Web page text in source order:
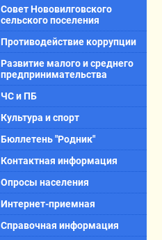
Совет Нововилговского
сельского поселения
Противодействие коррупции
Развитие малого и среднего
предпринимательства
ЧС и ПБ
Культура и спорт
Бюллетень "Родник"
Контактная информация
Опросы населения
Интернет-приемная
Справочная информация